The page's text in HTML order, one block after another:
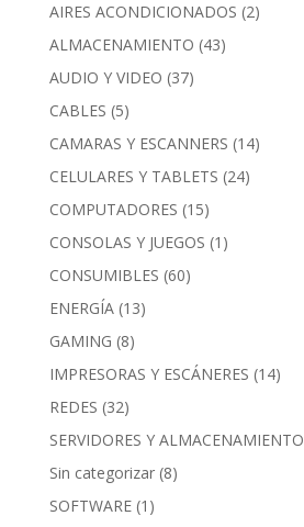
AIRES ACONDICIONADOS (2)
ALMACENAMIENTO (43)
AUDIO Y VIDEO (37)
CABLES (5)
CAMARAS Y ESCANNERS (14)
CELULARES Y TABLETS (24)
COMPUTADORES (15)
CONSOLAS Y JUEGOS (1)
CONSUMIBLES (60)
ENERGÍA (13)
GAMING (8)
IMPRESORAS Y ESCÁNERES (14)
REDES (32)
SERVIDORES Y ALMACENAMIENTO
Sin categorizar (8)
SOFTWARE (1)